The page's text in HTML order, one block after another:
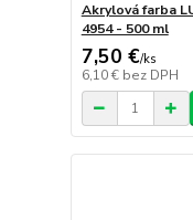
Akrylová farba
4954 - 500 ml
7,50 €/ks
6,10 € bez DPH